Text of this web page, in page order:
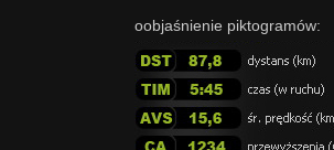
oobjaśnienie piktogramów: